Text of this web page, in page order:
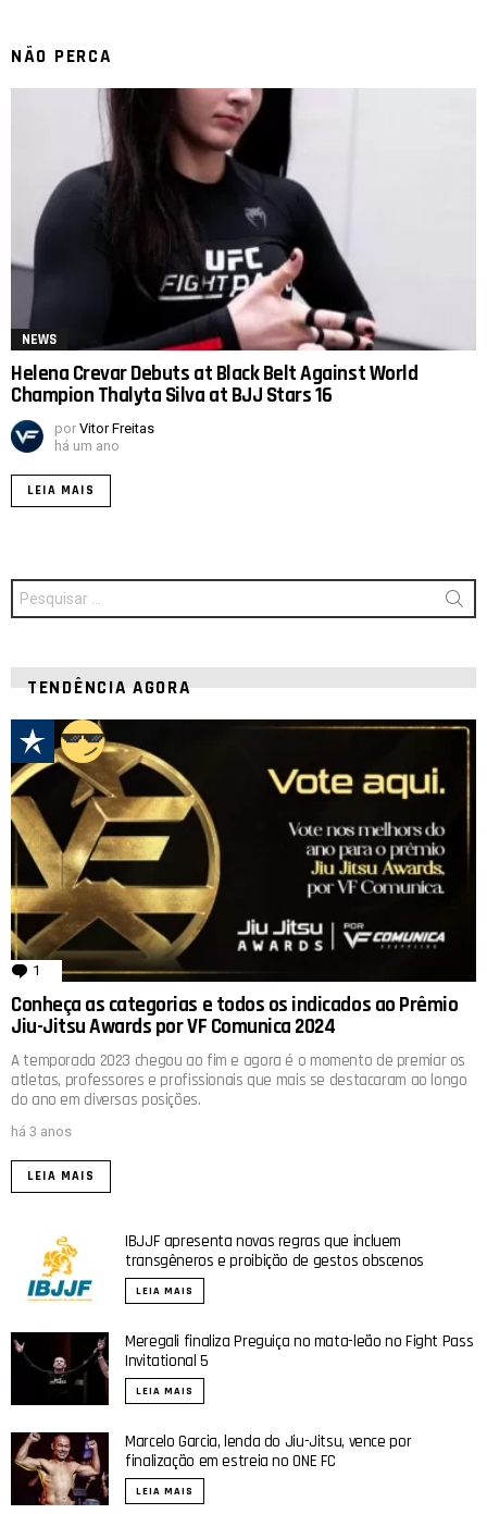
NÃO PERCA
NEWS
Helena Crevar Debuts at Black Belt Against World
Champion Thalyta Silva at BJJ Stars 16
por Vitor Freitas
há um ano
LEIA MAIS
Procurar
por:
TENDÊNCIA AGORA
1 comentário
Conheça as categorias e todos os indicados ao Prêmio
Jiu-Jitsu Awards por VF Comunica 2024
A temporada 2023 chegou ao fim e agora é o momento de premiar os
atletas, professores e profissionais que mais se destacaram ao longo
do ano em diversas posições.
há 3 anos
LEIA MAIS
IBJJF apresenta novas regras que incluem
transgêneros e proibição de gestos obscenos
LEIA MAIS
Meregali finaliza Preguiça no mata-leão no Fight Pass
Invitational 5
LEIA MAIS
Marcelo Garcia, lenda do Jiu-Jitsu, vence por
finalização em estreia no ONE FC
LEIA MAIS